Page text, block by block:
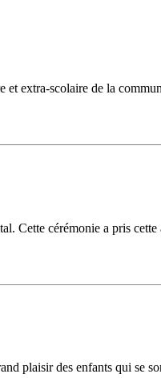
extra-scolaire de la
Cette cérémonie a pris
plaisir des enfants qui se